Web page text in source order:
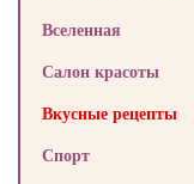
Вселенная
Салон красоты
Вкусные рецепты
Спорт